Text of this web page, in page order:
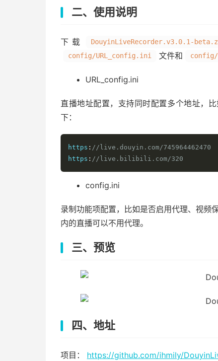
二、使用说明
下载 DouyinLiveRecorder.v3.0.1-
config/URL_config.ini 文件和
URL_config.ini
直播地址配置，支持同时配置多个地址，
下：
https : //live.douyin.com/745964462470
https : //live.bilibili.com/320
config.ini
录制功能项配置，比如是否启用代理、视频
内的直播可以不用代理。
三、预览
四、地址
项目： https://github.com/ihmily/